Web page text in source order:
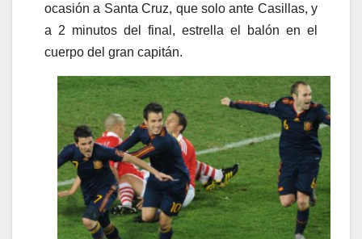
ocasión a Santa Cruz, que solo ante Casillas, y
a 2 minutos del final, estrella el balón en el
cuerpo del gran capitán.